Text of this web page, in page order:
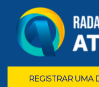
REGISTRAR UMA